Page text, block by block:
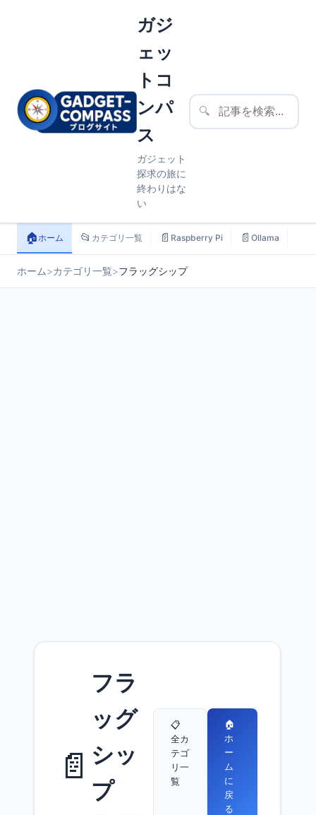
ガジ
ェッ
トコ
ンパ
ス
ガジェット
探求の旅に
終わりはな
い
🔍
🏠ホーム 📂 カテゴリ一覧 📄 Raspberry Pi 📄 Ollama
ホーム>カテゴリ一覧>フラッグシップ
📄
フラ
ッグ
シッ
プ
📋
全カ
テゴ
リ一
覧
🏠
ホ
ー
ム
に
戻
る